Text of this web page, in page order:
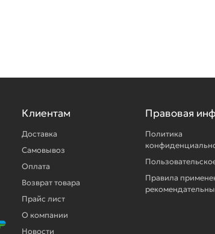
Клиентам
Доставка
Самовывоз
Оплата
Возврат товара
Прайс лист
О компании
Новости
Правовая
Политика
Правила